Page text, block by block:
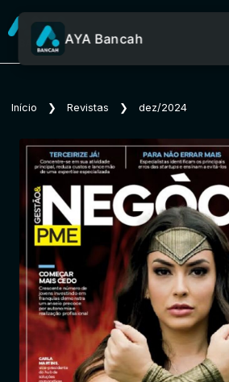
Sobre o
AYA Bancah
Início ❯ Revistas ❯ dez/2024